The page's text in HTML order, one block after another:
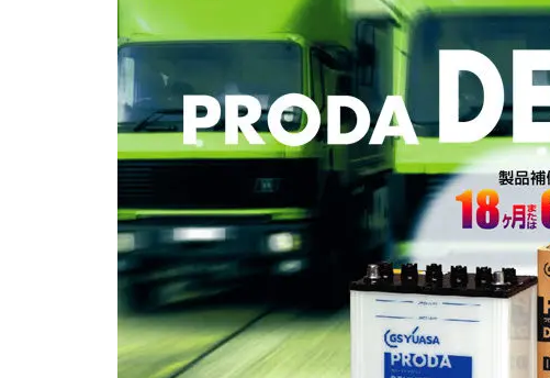
GS YUASA ECO.R HVシリーズ
GS YUASA ECO.R Revolution